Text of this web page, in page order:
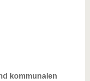
kommunalen